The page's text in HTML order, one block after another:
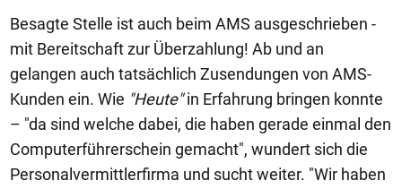
Besagte Stelle ist auch beim AMS ausgeschrieben -
mit Bereitschaft zur Überzahlung! Ab und an
gelangen auch tatsächlich Zusendungen von AMS-
Kunden ein. Wie "Heute"in Erfahrung bringen konnte
– "da sind welche dabei, die haben gerade einmal den
Computerführerschein gemacht", wundert sich die
Personalvermittlerfirma und sucht weiter. "Wir haben